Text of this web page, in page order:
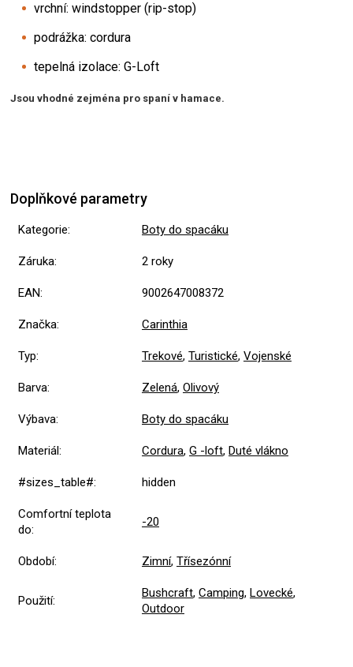
vrchní: windstopper (rip-stop)
podrážka: cordura
tepelná izolace: G-Loft
Jsou vhodné zejména pro spaní v hamace.
Doplňkové parametry
Kategorie: Boty do spacáku
Záruka: 2 roky
EAN: 9002647008372
Značka: Carinthia
Typ: Trekové, Turistické, Vojenské
Barva: Zelená, Olivový
Výbava: Boty do spacáku
Materiál: Cordura, G -loft, Duté vlákno
#sizes_table#: hidden
Comfortní teplota
do:
-20
Období: Zimní, Třísezónní
Použití:
Bushcraft, Camping, Lovecké,
Outdoor